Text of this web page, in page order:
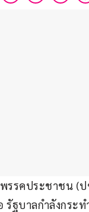
รรคประชาชน (
ฐบาลกำลังกระท